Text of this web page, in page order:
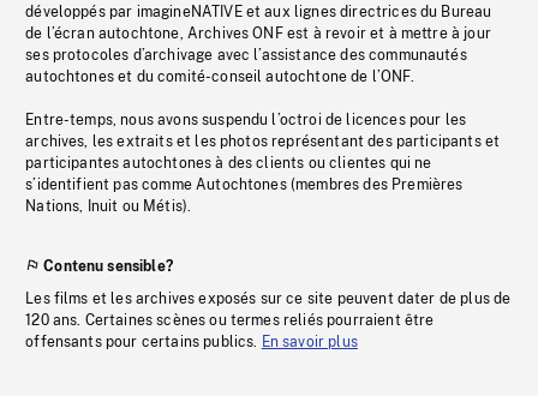
développés par imagineNATIVE et aux lignes directrices du Bureau
de l’écran autochtone, Archives ONF est à revoir et à mettre à jour
ses protocoles d’archivage avec l’assistance des communautés
autochtones et du comité-conseil autochtone de l’ONF.
Entre-temps, nous avons suspendu l’octroi de licences pour les
archives, les extraits et les photos représentant des participants et
participantes autochtones à des clients ou clientes qui ne
s’identifient pas comme Autochtones (membres des Premières
Nations, Inuit ou Métis).
Contenu sensible?
Les films et les archives exposés sur ce site peuvent dater de plus de
120 ans. Certaines scènes ou termes reliés pourraient être
offensants pour certains publics. En savoir plus